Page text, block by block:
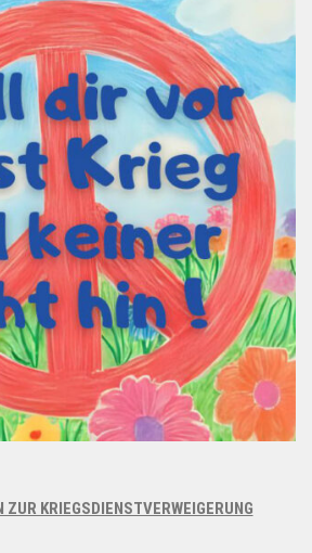
KRIEGSDIENSTVERWEIGERUNG